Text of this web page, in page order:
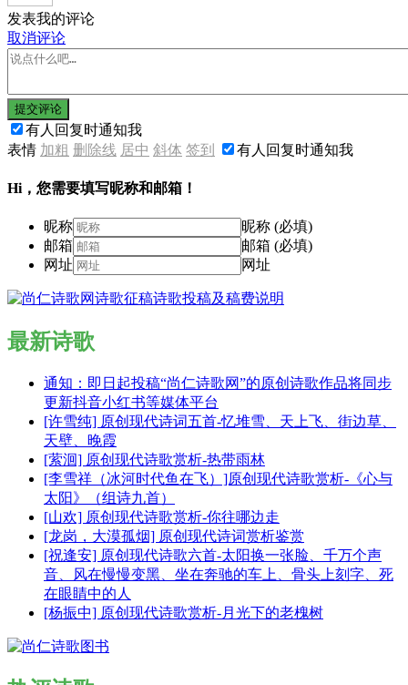
发表我的评论
取消评论
提交评论
有人回复时通知我
表情 加粗 删除线 居中 斜体 签到 有人回复时通知我
Hi，您需要填写昵称和邮箱！
昵称
昵称 (必填)
邮箱
邮箱 (必填)
网址
网址
最新诗歌
通知：即日起投稿“尚仁诗歌网”的原创诗歌作品将同步
更新抖音小红书等媒体平台
[许雪纯] 原创现代诗词五首-忆堆雪、天上飞、街边草、
天壁、晚霞
[萦洄] 原创现代诗歌赏析-热带雨林
[李雪祥（冰河时代鱼在飞）]原创现代诗歌赏析-《心与
太阳》（组诗九首）
[山欢] 原创现代诗歌赏析-你往哪边走
[龙岗，大漠孤烟] 原创现代诗词赏析鉴赏
[祝逢安] 原创现代诗歌六首-太阳换一张脸、千万个声
音、风在慢慢变黑、坐在奔驰的车上、骨头上刻字、死
在眼睛中的人
[杨振中] 原创现代诗歌赏析-月光下的老槐树